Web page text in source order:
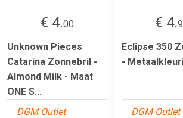
€ 4.00
Unknown Pieces
Catarina Zonnebril -
Almond Milk - Maat
ONE S...
DGM Outlet
€ 4.
Eclipse 350
-
DGM Outlet